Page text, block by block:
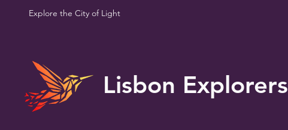
Explore the City of Light
Lisbon Explorers